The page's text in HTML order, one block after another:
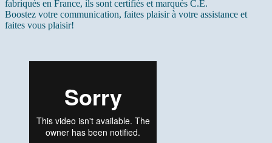
fabriqués en France, ils sont certifiés et marqués C.E.
Boostez votre communication, faites plaisir à votre assistance et
faites vous plaisir!